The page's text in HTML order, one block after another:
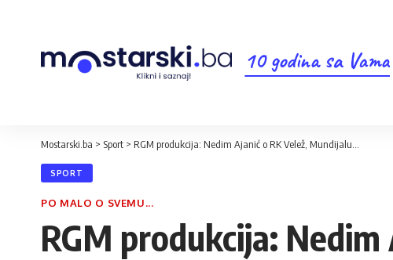
10 godina sa Vama
Mostarski.ba > Sport > RGM produkcija: Nedim Ajanić o RK Velež, Mundijalu…
SPORT
PO MALO O SVEMU...
RGM produkcija: